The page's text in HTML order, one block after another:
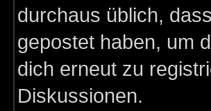
durchaus üblich,
gepostet haben, um
dich erneut zu
Diskussionen.